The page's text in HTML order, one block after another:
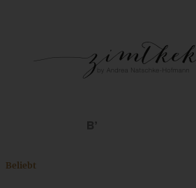
Beliebt